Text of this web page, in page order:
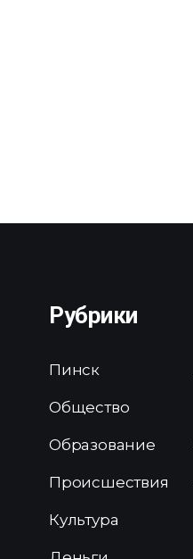
Рубрики
Пинск
Общество
Образование
Происшествия
Культура